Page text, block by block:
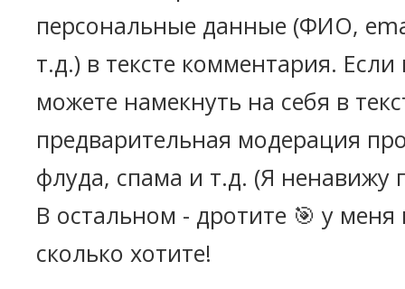
персональные данные (ФИО,
т.д.) в тексте комментария.
можете намекнуть на себя в
предварительная модерация
флуда, спама и т.д. (Я ненавижу
В остальном - дротите 🎯 у
сколько хотите!